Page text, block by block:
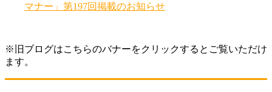
マナー」第197回掲載のお知らせ
※旧ブログはこちらのバナーをクリックするとご覧いただけ
ます。